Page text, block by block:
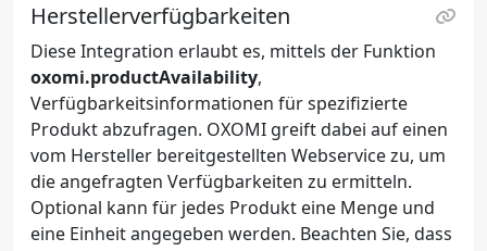
Herstellerverfügbarkeiten
Diese Integration erlaubt es, mittels der Funktion
oxomi.productAvailability,
Verfügbarkeitsinformationen für spezifizierte
Produkt abzufragen. OXOMI greift dabei auf einen
vom Hersteller bereitgestellten Webservice zu, um
die angefragten Verfügbarkeiten zu ermitteln.
Optional kann für jedes Produkt eine Menge und
eine Einheit angegeben werden. Beachten Sie, dass